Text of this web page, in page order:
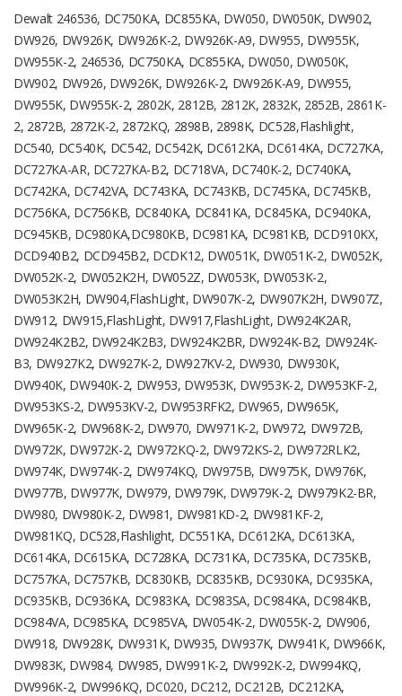
Dewalt 246536, DC750KA, DC855KA, DW050, DW050K, DW902,
DW926, DW926K, DW926K-2, DW926K-A9, DW955, DW955K,
DW955K-2, 246536, DC750KA, DC855KA, DW050, DW050K,
DW902, DW926, DW926K, DW926K-2, DW926K-A9, DW955,
DW955K, DW955K-2, 2802K, 2812B, 2812K, 2832K, 2852B, 2861K-
2, 2872B, 2872K-2, 2872KQ, 2898B, 2898K, DC528,Flashlight,
DC540, DC540K, DC542, DC542K, DC612KA, DC614KA, DC727KA,
DC727KA-AR, DC727KA-B2, DC718VA, DC740K-2, DC740KA,
DC742KA, DC742VA, DC743KA, DC743KB, DC745KA, DC745KB,
DC756KA, DC756KB, DC840KA, DC841KA, DC845KA, DC940KA,
DC945KB, DC980KA,DC980KB, DC981KA, DC981KB, DCD910KX,
DCD940B2, DCD945B2, DCDK12, DW051K, DW051K-2, DW052K,
DW052K-2, DW052K2H, DW052Z, DW053K, DW053K-2,
DW053K2H, DW904,FlashLight, DW907K-2, DW907K2H, DW907Z,
DW912, DW915,FlashLight, DW917,FlashLight, DW924K2AR,
DW924K2B2, DW924K2B3, DW924K2BR, DW924K-B2, DW924K-
B3, DW927K2, DW927K-2, DW927KV-2, DW930, DW930K,
DW940K, DW940K-2, DW953, DW953K, DW953K-2, DW953KF-2,
DW953KS-2, DW953KV-2, DW953RFK2, DW965, DW965K,
DW965K-2, DW968K-2, DW970, DW971K-2, DW972, DW972B,
DW972K, DW972K-2, DW972KQ-2, DW972KS-2, DW972RLK2,
DW974K, DW974K-2, DW974KQ, DW975B, DW975K, DW976K,
DW977B, DW977K, DW979, DW979K, DW979K-2, DW979K2-BR,
DW980, DW980K-2, DW981, DW981KD-2, DW981KF-2,
DW981KQ, DC528,Flashlight, DC551KA, DC612KA, DC613KA,
DC614KA, DC615KA, DC728KA, DC731KA, DC735KA, DC735KB,
DC757KA, DC757KB, DC830KB, DC835KB, DC930KA, DC935KA,
DC935KB, DC936KA, DC983KA, DC983SA, DC984KA, DC984KB,
DC984VA, DC985KA, DC985VA, DW054K-2, DW055K-2, DW906,
DW918, DW928K, DW931K, DW935, DW937K, DW941K, DW966K,
DW983K, DW984, DW985, DW991K-2, DW992K-2, DW994KQ,
DW996K-2, DW996KQ, DC020, DC212, DC212B, DC212KA,